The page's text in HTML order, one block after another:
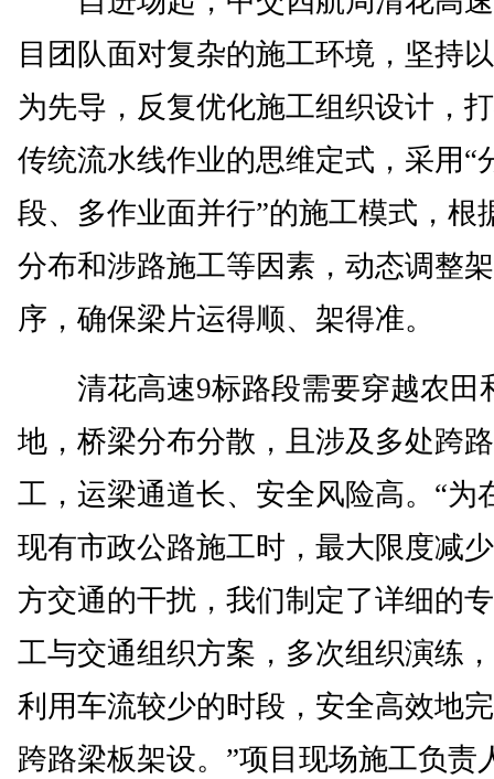
目团队面对复杂的施工环境，坚持
为先导，反复优化施工组织设计，
传统流水线作业的思维定式，采用“
段、多作业面并行”的施工模式，根
分布和涉路施工等因素，动态调整
序，确保梁片运得顺、架得准。
清花高速9标路段需要穿越农田
地，桥梁分布分散，且涉及多处跨
工，运梁通道长、安全风险高。“为
现有市政公路施工时，最大限度减
方交通的干扰，我们制定了详细的
工与交通组织方案，多次组织演练
利用车流较少的时段，安全高效地
跨路梁板架设。”项目现场施工负责